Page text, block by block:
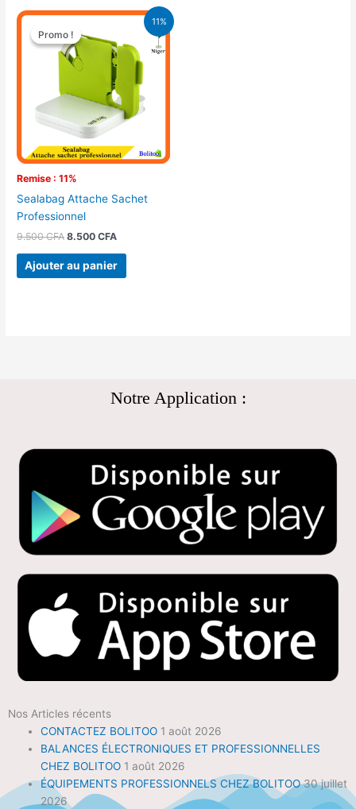
11%
Promo !
Remise : 11%
Promo !
Sealabag Attache Sachet
Professionnel
9.500CFA
Le
prix
initial
était :
9.500 CFA.
8.500CFA
Le
actuel
est :
8.500 CFA.
Ajouter au panier
Notre Application :
Nos Articles récents
CONTACTEZ BOLITOO 1 août 2026
BALANCES ÉLECTRONIQUES ET PROFESSIONNELLES
CHEZ BOLITOO 1 août 2026
ÉQUIPEMENTS PROFESSIONNELS CHEZ BOLITOO 30 juillet
2026